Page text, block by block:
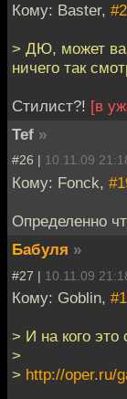
Кому: Baster,
> ДЮ, может
ничего так
Стилист?! [в
Tef »
#26 | 10.11.09
Кому: Fonck,
Определенно
Бабуля »
#27 | 10.11.09
Кому: Goblin,
> И на кого это
>
> http://oper.ru/